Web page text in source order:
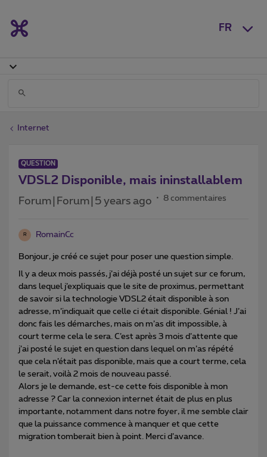
FR
Internet
QUESTION
VDSL2 Disponible, mais ininstallablem
Forum|Forum|5 years ago 8 commentaires
R RomainCc
Bonjour, je créé ce sujet pour poser une question simple.
Il y a deux mois passés, j’ai déjà posté un sujet sur ce forum,
dans lequel j’expliquais que le site de proximus, permettant
de savoir si la technologie VDSL2 était disponible à son
adresse, m’indiquait que celle ci était disponible. Génial ! J’ai
donc fais les démarches, mais on m’as dit impossible, à
court terme cela le sera. C’est après 3 mois d’attente que
j’ai posté le sujet en question dans lequel on m’as répété
que cela n’était pas disponible, mais que a court terme, cela
le serait, voilà 2 mois de nouveau passé.
Alors je le demande, est-ce cette fois disponible à mon
adresse ? Car la connexion internet était de plus en plus
importante, notamment dans notre foyer, il me semble clair
que la puissance commence à manquer et que cette
migration tomberait bien à point. Merci d’avance.